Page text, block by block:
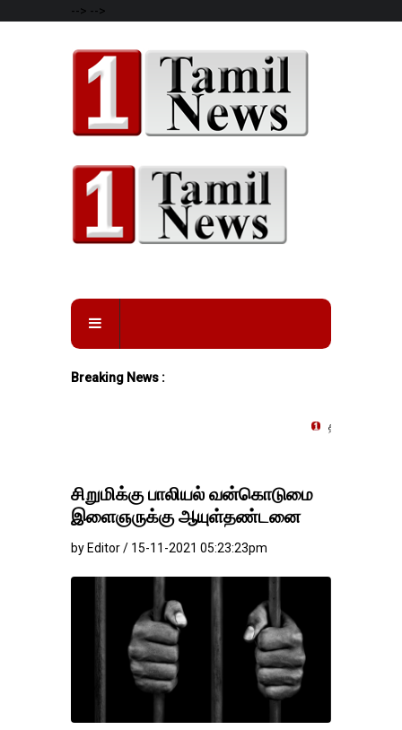
--> -->
Breaking News :
தங்கம்-வெள்ளி விலை
சிறுமிக்கு பாலியல் வன்கொடுமை
இளைஞருக்கு ஆயுள்தண்டனை
by Editor / 15-11-2021 05:23:23pm